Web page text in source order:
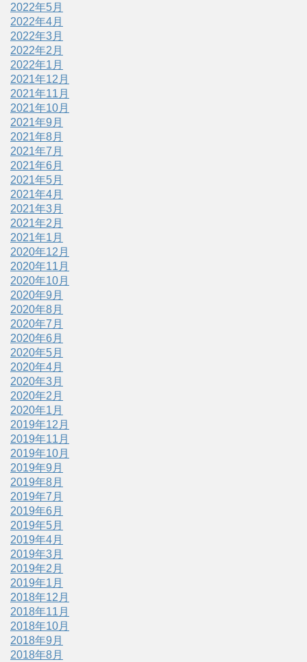
2022年5月
2022年4月
2022年3月
2022年2月
2022年1月
2021年12月
2021年11月
2021年10月
2021年9月
2021年8月
2021年7月
2021年6月
2021年5月
2021年4月
2021年3月
2021年2月
2021年1月
2020年12月
2020年11月
2020年10月
2020年9月
2020年8月
2020年7月
2020年6月
2020年5月
2020年4月
2020年3月
2020年2月
2020年1月
2019年12月
2019年11月
2019年10月
2019年9月
2019年8月
2019年7月
2019年6月
2019年5月
2019年4月
2019年3月
2019年2月
2019年1月
2018年12月
2018年11月
2018年10月
2018年9月
2018年8月